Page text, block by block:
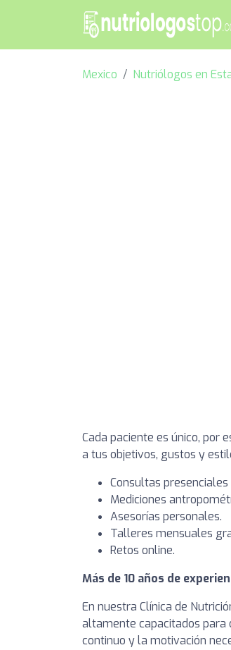
Mexico Nutriólogos en
Cada paciente es único, por
a tus objetivos, gustos y
Consultas presenciales
Mediciones
Asesorías personales.
Talleres mensuales
Retos online.
Más de 10 años de
En nuestra Clínica de
altamente capacitados para
continuo y la motivación